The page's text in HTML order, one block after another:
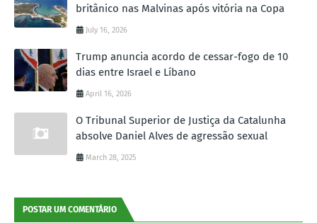
britânico nas Malvinas após vitória na Copa
July 16, 2026
Trump anuncia acordo de cessar-fogo de 10
dias entre Israel e Líbano
April 16, 2026
O Tribunal Superior de Justiça da Catalunha
absolve Daniel Alves de agressão sexual
March 28, 2025
POSTAR UM COMENTÁRIO